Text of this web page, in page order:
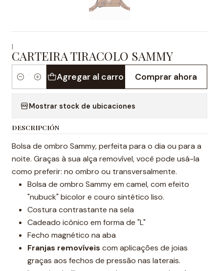
|
CARTEIRA TIRACOLO SAMMY
Cantidad
Agregar al carro Comprar ahora
Mostrar stock de ubicaciones
DESCRIPCIÓN
Bolsa de ombro Sammy, perfeita para o dia ou para a
noite. Graças à sua alça removível, você pode usá-la
como preferir: no ombro ou transversalmente.
Bolsa de ombro Sammy em camel, com efeito
"nubuck" bicolor e couro sintético liso.
Costura contrastante na sela
Cadeado icônico em forma de "L"
Fecho magnético na aba
Franjas removíveis com aplicações de joias
graças aos fechos de pressão nas laterais.